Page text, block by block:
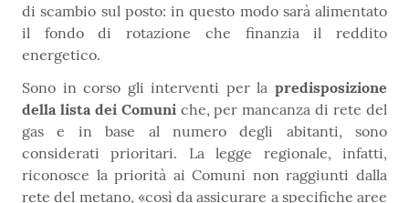
di scambio sul posto: in questo modo sarà alimentato
il fondo di rotazione che finanzia il reddito
energetico.
Sono in corso gli interventi per la predisposizione
della lista dei Comuniche, per mancanza di rete del
gas e in base al numero degli abitanti, sono
considerati prioritari. La legge regionale, infatti,
riconosce la priorità ai Comuni non raggiunti dalla
rete del metano, «così da assicurare a specifiche aree